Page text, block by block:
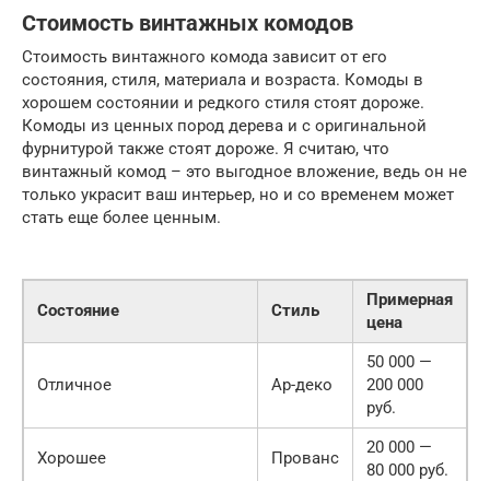
Стоимость винтажных комодов
Стоимость винтажного комода зависит от его
состояния, стиля, материала и возраста. Комоды в
хорошем состоянии и редкого стиля стоят дороже.
Комоды из ценных пород дерева и с оригинальной
фурнитурой также стоят дороже. Я считаю, что
винтажный комод – это выгодное вложение, ведь он не
только украсит ваш интерьер, но и со временем может
стать еще более ценным.
Состояние Стиль
Примерная
цена
Отличное Ар-деко
50 000 —
200 000
руб.
Хорошее Прованс
20 000 —
80 000 руб.